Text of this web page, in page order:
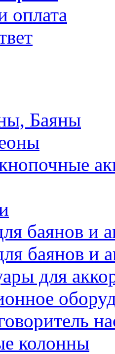
оплата
Баяны
баянов и
баянов и
для
колонны